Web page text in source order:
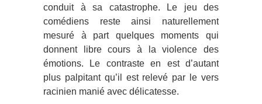
conduit à sa catastrophe. Le jeu des
comédiens reste ainsi naturellement
mesuré à part quelques moments qui
donnent libre cours à la violence des
émotions. Le contraste en est d’autant
plus palpitant qu’il est relevé par le vers
racinien manié avec délicatesse.